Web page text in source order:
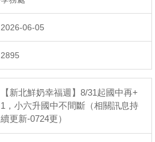
2026-06-05
2895
【新北鮮奶幸福週】8/31起國中再+
1，小六升國中不間斷（相關訊息持
續更新-0724更）